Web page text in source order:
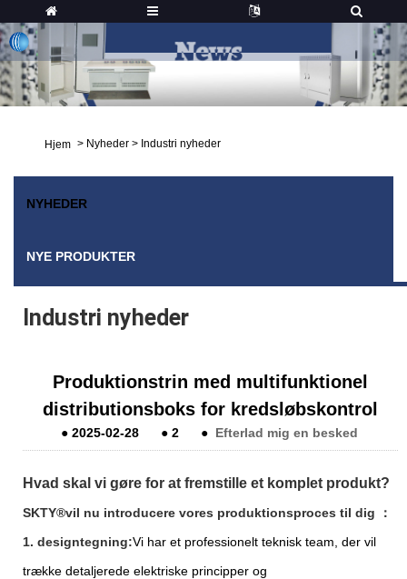
Hjem > Nyheder > Industri nyheder
NYHEDER
NYE PRODUKTER
Industri nyheder
Produktionstrin med multifunktionel
distributionsboks for kredsløbskontrol
● 2025-02-28 ● 2 ● Efterlad mig en besked
Hvad skal vi gøre for at fremstille et komplet produkt?
SKTY®vil nu introducere vores produktionsproces til dig ：
1. designtegning:Vi har et professionelt teknisk team, der vil
trække detaljerede elektriske principper og